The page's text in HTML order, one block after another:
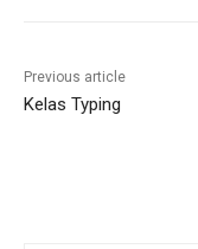
Previous article
Kelas Typing